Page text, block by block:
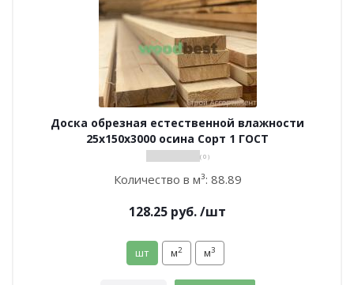
Доска обрезная естественной влажности
25х150х3000 осина Сорт 1 ГОСТ
( 0 )
Количество в м³: 88.89
128.25 руб./шт
шт м2 м3